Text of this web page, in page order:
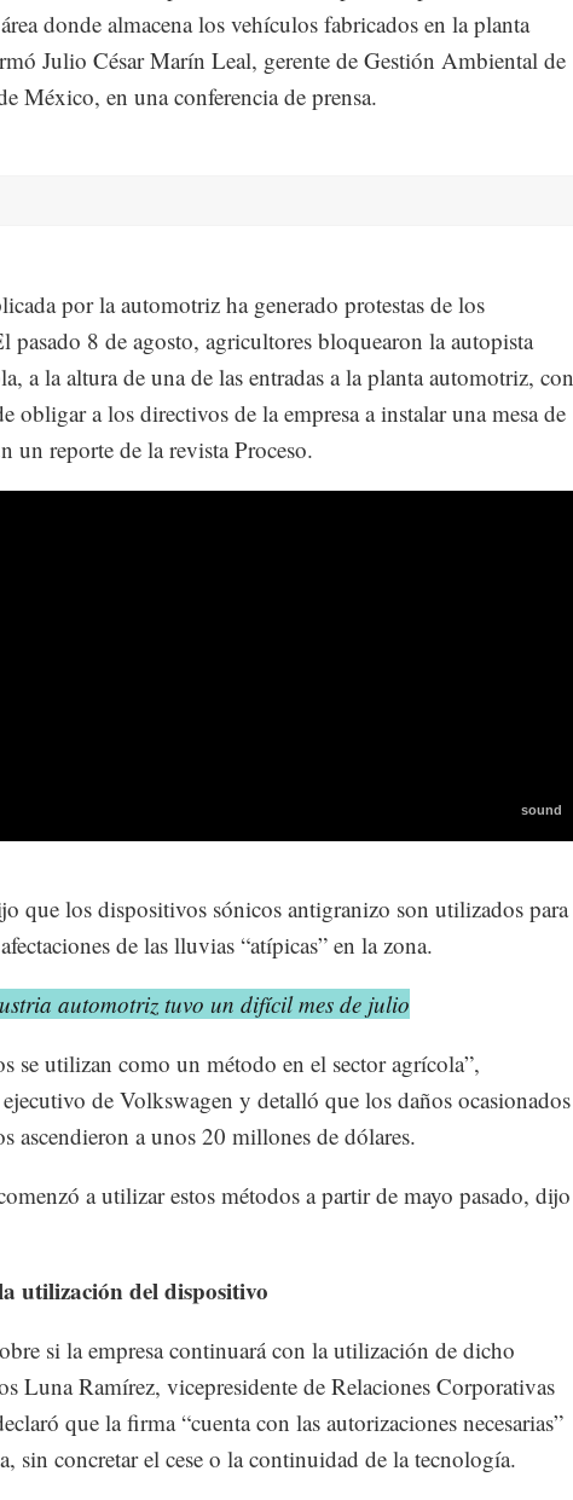
donde almacena los vehículos fabricados en la planta
Julio César Marín Leal, gerente de Gestión Ambiental de
México, en una conferencia de prensa.
por la automotriz ha generado protestas de los
pasado 8 de agosto, agricultores bloquearon la autopista
a la altura de una de las entradas a la planta automotriz, con
obligar a los directivos de la empresa a instalar una mesa de
un reporte de la revista Proceso.
que los dispositivos sónicos antigranizo son utilizados para
de las lluvias “atípicas” en la zona.
automotriz tuvo un difícil mes de julio
se utilizan como un método en el sector agrícola”,
de Volkswagen y detalló que los daños ocasionados
ascendieron a unos 20 millones de dólares.
a utilizar estos métodos a partir de mayo pasado, dijo
utilización del dispositivo
si la empresa continuará con la utilización de dicho
Luna Ramírez, vicepresidente de Relaciones Corporativas
que la firma “cuenta con las autorizaciones necesarias”
sin concretar el cese o la continuidad de la tecnología.